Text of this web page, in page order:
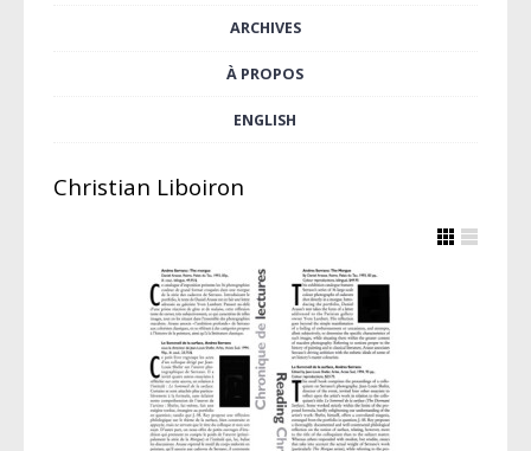
ARCHIVES
À PROPOS
ENGLISH
Christian Liboiron